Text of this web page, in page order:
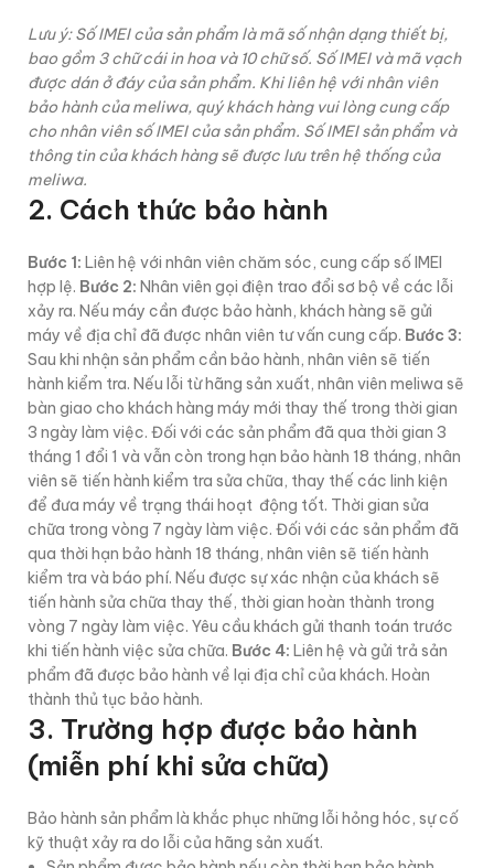
Lưu ý: Số IMEI của sản phẩm là mã số nhận dạng thiết bị,
bao gồm 3 chữ cái in hoa và 10 chữ số. Số IMEI và mã vạch
được dán ở đáy của sản phẩm. Khi liên hệ với nhân viên
bảo hành của meliwa, quý khách hàng vui lòng cung cấp
cho nhân viên số IMEI của sản phẩm. Số IMEI sản phẩm và
thông tin của khách hàng sẽ được lưu trên hệ thống của
meliwa.
2. Cách thức bảo hành
Bước 1: Liên hệ với nhân viên chăm sóc, cung cấp số IMEI
hợp lệ. Bước 2: Nhân viên gọi điện trao đổi sơ bộ về các lỗi
xảy ra. Nếu máy cần được bảo hành, khách hàng sẽ gửi
máy về địa chỉ đã được nhân viên tư vấn cung cấp. Bước 3:
Sau khi nhận sản phẩm cần bảo hành, nhân viên sẽ tiến
hành kiểm tra. Nếu lỗi từ hãng sản xuất, nhân viên meliwa sẽ
bàn giao cho khách hàng máy mới thay thế trong thời gian
3 ngày làm việc. Đối với các sản phẩm đã qua thời gian 3
tháng 1 đổi 1 và vẫn còn trong hạn bảo hành 18 tháng, nhân
viên sẽ tiến hành kiểm tra sửa chữa, thay thế các linh kiện
để đưa máy về trạng thái hoạt động tốt. Thời gian sửa
chữa trong vòng 7 ngày làm việc. Đối với các sản phẩm đã
qua thời hạn bảo hành 18 tháng, nhân viên sẽ tiến hành
kiểm tra và báo phí. Nếu được sự xác nhận của khách sẽ
tiến hành sửa chữa thay thế, thời gian hoàn thành trong
vòng 7 ngày làm việc. Yêu cầu khách gửi thanh toán trước
khi tiến hành việc sửa chữa. Bước 4: Liên hệ và gửi trả sản
phẩm đã được bảo hành về lại địa chỉ của khách. Hoàn
thành thủ tục bảo hành.
3. Trường hợp được bảo hành
(miễn phí khi sửa chữa)
Bảo hành sản phẩm là khắc phục những lỗi hỏng hóc, sự cố
kỹ thuật xảy ra do lỗi của hãng sản xuất.